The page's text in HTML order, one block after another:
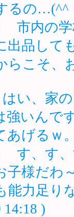
るの…(^^
市内の学
出品して
らこそ、
い、家の
強いんで
げるｗ
す、す
子様だわ
能力足り
14:18 )